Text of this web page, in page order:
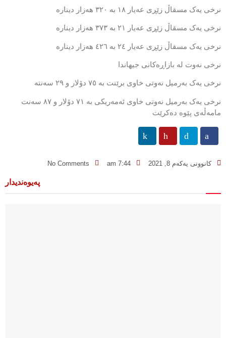
نرخی یەک مسقاڵ زێڕی عەیار ١٨ بە ٣٢٠ ھەزار دینارە
نرخی یەک مسقاڵ زێڕی عەیار ٢١ بە ٣٧٣ ھەزار دینارە
نرخی یەک مسقاڵ زێڕی عەیار ٢٤ بە ٤٢٦ ھەزار دینارە
نرخی نەوت لە بازاڕەكانی جیهاندا
نرخی یەک بەرمیل نەوتی خاوی برێنت بە ٧٥ دۆلار و ٢٩ سەنتە
نرخی یەک بەرمیل نەوتی خاوی ئەمەریکی بە ٧١ دۆلار و ٨٧ سەنت
مامەڵەی پێوە دەکرێت
کانوونی یەکەم 8, 2021 7:44 am
No Comments
پەیوەندیدار